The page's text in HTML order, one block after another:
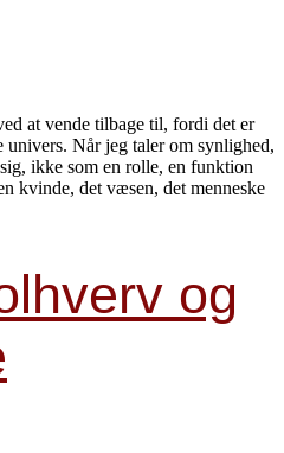
at vende tilbage til, fordi det er
Når jeg taler om synlighed,
ikke som en rolle, en funktion
kvinde, det væsen, det menneske
og